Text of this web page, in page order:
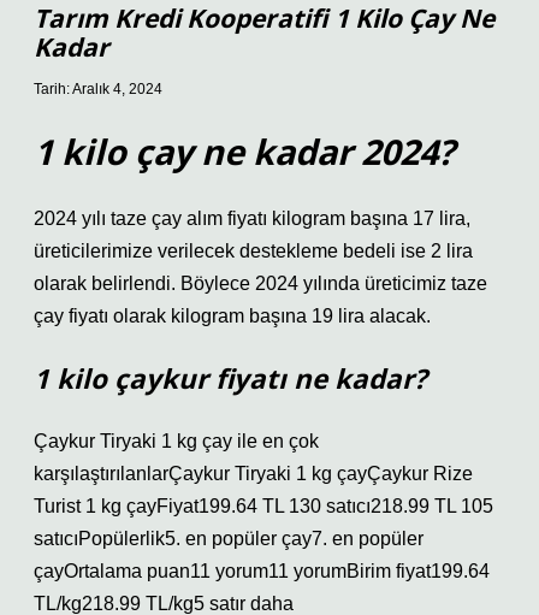
Tarım Kredi Kooperatifi 1 Kilo Çay Ne
Kadar
Tarih: Aralık 4, 2024
1 kilo çay ne kadar 2024?
2024 yılı taze çay alım fiyatı kilogram başına 17 lira,
üreticilerimize verilecek destekleme bedeli ise 2 lira
olarak belirlendi. Böylece 2024 yılında üreticimiz taze
çay fiyatı olarak kilogram başına 19 lira alacak.
1 kilo çaykur fiyatı ne kadar?
Çaykur Tiryaki 1 kg çay ile en çok
karşılaştırılanlarÇaykur Tiryaki 1 kg çayÇaykur Rize
Turist 1 kg çayFiyat199.64 TL 130 satıcı218.99 TL 105
satıcıPopülerlik5. en popüler çay7. en popüler
çayOrtalama puan11 yorum11 yorumBirim fiyat199.64
TL/kg218.99 TL/kg5 satır daha